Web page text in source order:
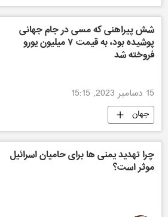
اوکراین
شش پیراهنی که مسی در جام جهانی
پوشیده بود، به قیمت ۷ میلیون یورو
فروخته شد
15 دسامبر 2023, 15:15
جهان
چرا تهدید یمنی ها برای حامیان اسرائیل
موثر است؟